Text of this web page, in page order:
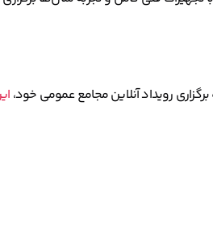
رویداد آنلاین مجامع عمومی خود،